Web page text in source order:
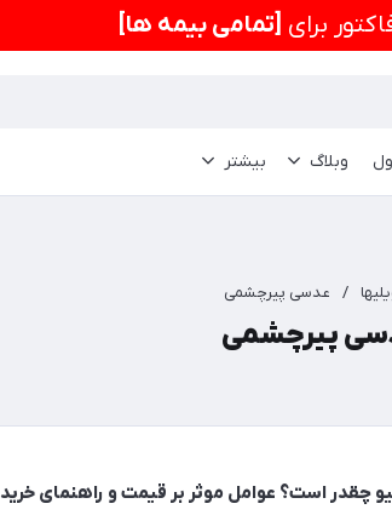
برای [تمامی بیمه ها]
وبلاگ بیشتر
/ عدسی پیرچشمی
پیرچشمی
چقدر است؟ عوامل موثر بر قیمت و راهنمای خرید